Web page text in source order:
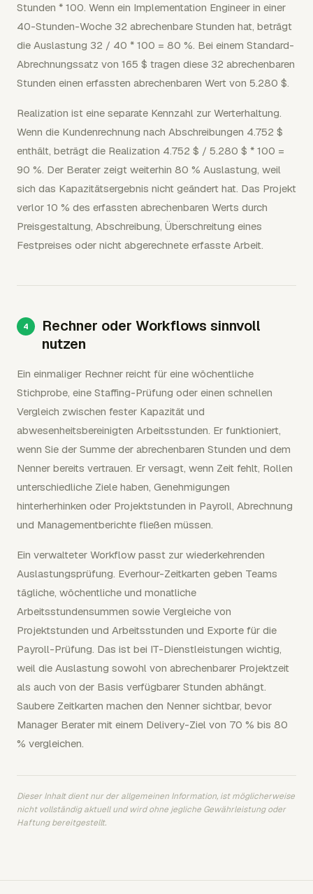
Stunden * 100. Wenn ein Implementation Engineer in einer
40-Stunden-Woche 32 abrechenbare Stunden hat, beträgt
die Auslastung 32 / 40 * 100 = 80 %. Bei einem Standard-
Abrechnungssatz von 165 $ tragen diese 32 abrechenbaren
Stunden einen erfassten abrechenbaren Wert von 5.280 $.
Realization ist eine separate Kennzahl zur Werterhaltung.
Wenn die Kundenrechnung nach Abschreibungen 4.752 $
enthält, beträgt die Realization 4.752 $ / 5.280 $ * 100 =
90 %. Der Berater zeigt weiterhin 80 % Auslastung, weil
sich das Kapazitätsergebnis nicht geändert hat. Das Projekt
verlor 10 % des erfassten abrechenbaren Werts durch
Preisgestaltung, Abschreibung, Überschreitung eines
Festpreises oder nicht abgerechnete erfasste Arbeit.
Rechner oder Workflows sinnvoll
nutzen
Ein einmaliger Rechner reicht für eine wöchentliche
Stichprobe, eine Staffing-Prüfung oder einen schnellen
Vergleich zwischen fester Kapazität und
abwesenheitsbereinigten Arbeitsstunden. Er funktioniert,
wenn Sie der Summe der abrechenbaren Stunden und dem
Nenner bereits vertrauen. Er versagt, wenn Zeit fehlt, Rollen
unterschiedliche Ziele haben, Genehmigungen
hinterherhinken oder Projektstunden in Payroll, Abrechnung
und Managementberichte fließen müssen.
Ein verwalteter Workflow passt zur wiederkehrenden
Auslastungsprüfung. Everhour-Zeitkarten geben Teams
tägliche, wöchentliche und monatliche
Arbeitsstundensummen sowie Vergleiche von
Projektstunden und Arbeitsstunden und Exporte für die
Payroll-Prüfung. Das ist bei IT-Dienstleistungen wichtig,
weil die Auslastung sowohl von abrechenbarer Projektzeit
als auch von der Basis verfügbarer Stunden abhängt.
Saubere Zeitkarten machen den Nenner sichtbar, bevor
Manager Berater mit einem Delivery-Ziel von 70 % bis 80
% vergleichen.
Dieser Inhalt dient nur der allgemeinen Information, ist möglicherweise
nicht vollständig aktuell und wird ohne jegliche Gewährleistung oder
Haftung bereitgestellt.